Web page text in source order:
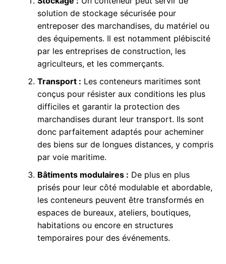
solution de stockage sécurisée pour
entreposer des marchandises, du matériel ou
des équipements. Il est notamment plébiscité
par les entreprises de construction, les
agriculteurs, et les commerçants.
Transport : Les conteneurs maritimes sont
conçus pour résister aux conditions les plus
difficiles et garantir la protection des
marchandises durant leur transport. Ils sont
donc parfaitement adaptés pour acheminer
des biens sur de longues distances, y compris
par voie maritime.
Bâtiments modulaires : De plus en plus
prisés pour leur côté modulable et abordable,
les conteneurs peuvent être transformés en
espaces de bureaux, ateliers, boutiques,
habitations ou encore en structures
temporaires pour des événements.